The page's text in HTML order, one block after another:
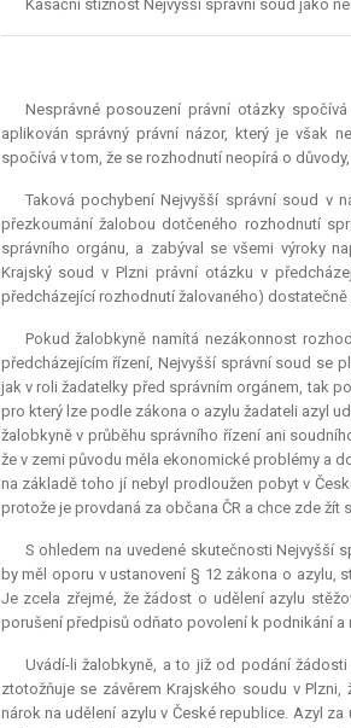
Kasační stížnost Nejvyšší správní soud jako
Nesprávné posouzení právní otázky
aplikován správný právní názor, který je však
spočívá v tom, že se rozhodnutí neopírá o
Taková pochybení Nejvyšší správní soud v
přezkoumání žalobou dotčeného rozhodnutí
správního orgánu, a zabýval se všemi výroky
Krajský soud v Plzni právní otázku v
předcházející rozhodnutí žalovaného)
Pokud žalobkyně namítá nezákonnost
předcházejícím řízení, Nejvyšší správní soud se
jak v roli žadatelky před správním orgánem, tak
pro který lze podle zákona o azylu žadateli azyl
žalobkyně v průběhu správního řízení ani
že v zemi původu měla ekonomické problémy a
na základě toho jí nebyl prodloužen pobyt v
protože je provdaná za občana ČR a chce zde žít
S ohledem na uvedené skutečnosti Nejvyšší
by měl oporu v ustanovení § 12 zákona o azylu,
Je zcela zřejmé, že žádost o udělení azylu
porušení předpisů odňato povolení k podnikání
Uvádí-li žalobkyně, a to již od podání
ztotožňuje se závěrem Krajského soudu v
nárok na udělení azylu v České republice. Azyl